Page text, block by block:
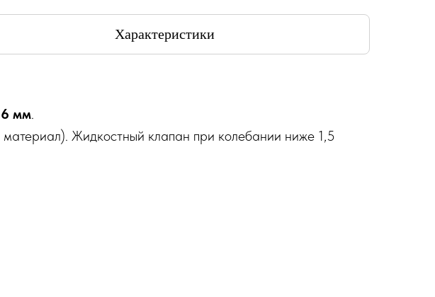
Характеристики
мм.
Жидкостный клапан при колебании ниже 1,5